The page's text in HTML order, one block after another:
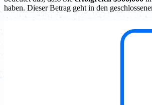
haben. Dieser Betrag geht in den